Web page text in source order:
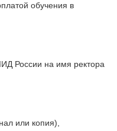
обучения в
России на имя ректора
или копия),